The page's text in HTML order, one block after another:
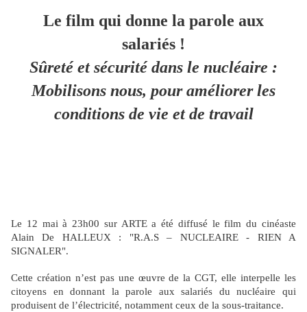
Le film qui donne la parole aux
salariés !
Sûreté et sécurité dans le nucléaire :
Mobilisons nous, pour améliorer les
conditions de vie et de travail
Le 12 mai à 23h00 sur ARTE a été diffusé le film du cinéaste
Alain De HALLEUX : "R.A.S – NUCLEAIRE - RIEN A
SIGNALER".
Cette création n’est pas une œuvre de la CGT, elle interpelle les
citoyens en donnant la parole aux salariés du nucléaire qui
produisent de l’électricité, notamment ceux de la sous-traitance.